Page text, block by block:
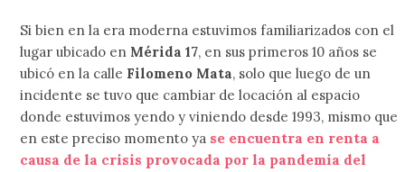
Si bien en la era moderna estuvimos familiarizados con el
lugar ubicado en Mérida 17, en sus primeros 10 años se
ubicó en la calle Filomeno Mata, solo que luego de un
incidente se tuvo que cambiar de locación al espacio
donde estuvimos yendo y viniendo desde 1993, mismo que
en este preciso momento ya se encuentra en renta a
causa de la crisis provocada por la pandemia del